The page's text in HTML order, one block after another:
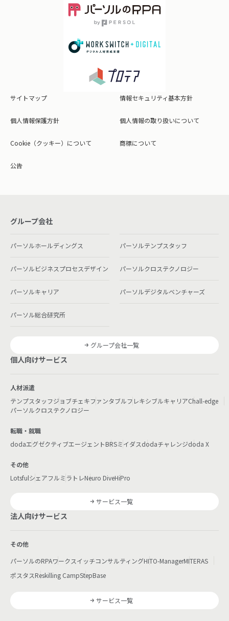
サイトマップ 情報セキュリティ基本方針
個人情報保護方針 個人情報の取り扱いについて
Cookie（クッキー）について 商標について
公告
グループ会社
パーソルホールディングス パーソルテンプスタッフ
パーソルビジネスプロセスデザイン パーソルクロステクノロジー
パーソルキャリア パーソルデジタルベンチャーズ
パーソル総合研究所
グループ会社一覧
個人向けサービス
人材派遣
テンプスタッフジョブチェキファンタブルフレキシブルキャリアChall-edge
パーソルクロステクノロジー
転職・就職
dodaエグゼクティブエージェントBRSミイダスdodaチャレンジdoda X
その他
LotsfulシェアフルミラトレNeuro DiveHiPro
サービス一覧
法人向けサービス
その他
パーソルのRPAワークスイッチコンサルティングHITO-ManagerMITERAS
ポスタスReskilling CampStepBase
サービス一覧